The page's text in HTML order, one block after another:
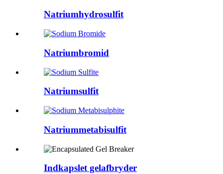
Natriumhydrosulfit
Natriumbromid
Natriumsulfit
Natriummetabisulfit
Indkapslet gelafbryder